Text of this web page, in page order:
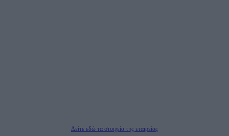
Δείτε εδώ τα στοιχεία της εταιρείας